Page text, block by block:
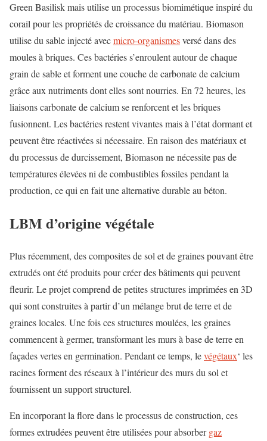
Green Basilisk mais utilise un processus biomimétique inspiré du
corail pour les propriétés de croissance du matériau. Biomason
utilise du sable injecté avecmicro-organismesversé dans des
moules à briques. Ces bactéries s’enroulent autour de chaque
grain de sable et forment une couche de carbonate de calcium
grâce aux nutriments dont elles sont nourries. En 72 heures, les
liaisons carbonate de calcium se renforcent et les briques
fusionnent. Les bactéries restent vivantes mais à l’état dormant et
peuvent être réactivées si nécessaire. En raison des matériaux et
du processus de durcissement, Biomason ne nécessite pas de
températures élevées ni de combustibles fossiles pendant la
production, ce qui en fait une alternative durable au béton.
LBM d’origine végétale
Plus récemment, des composites de sol et de graines pouvant être
extrudés ont été produits pour créer des bâtiments qui peuvent
fleurir. Le projet comprend de petites structures imprimées en 3D
qui sont construites à partir d’un mélange brut de terre et de
graines locales. Une fois ces structures moulées, les graines
commencent à germer, transformant les murs à base de terre en
façades vertes en germination. Pendant ce temps, levégétaux‘ les
racines forment des réseaux à l’intérieur des murs du sol et
fournissent un support structurel.
En incorporant la flore dans le processus de construction, ces
formes extrudées peuvent être utilisées pour absorbergaz